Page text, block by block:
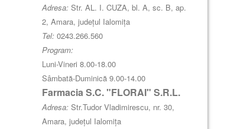
Adresa:Str. AL. I. CUZA, bl. A, sc. B, ap.
2, Amara, județul Ialomița
Tel:0243.266.560
Program:
Luni-Vineri 8.00-18.00
Sâmbată-Duminică 9.00-14.00
Farmacia S.C. "FLORAI" S.R.L.
Adresa:Str.Tudor Vladimirescu, nr. 30,
Amara, județul Ialomița